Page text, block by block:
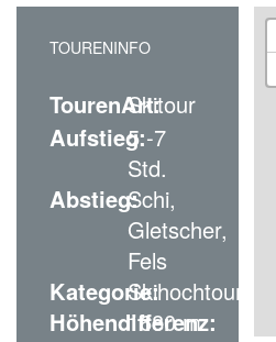
TOURENINFO
TourenArt:
Skitour
Aufstieg:
5 -7
Std.
Abstieg:Schi,
Gletscher,
Fels
Kategorie:Skihochtour
Höhendifferenz:
1680 m